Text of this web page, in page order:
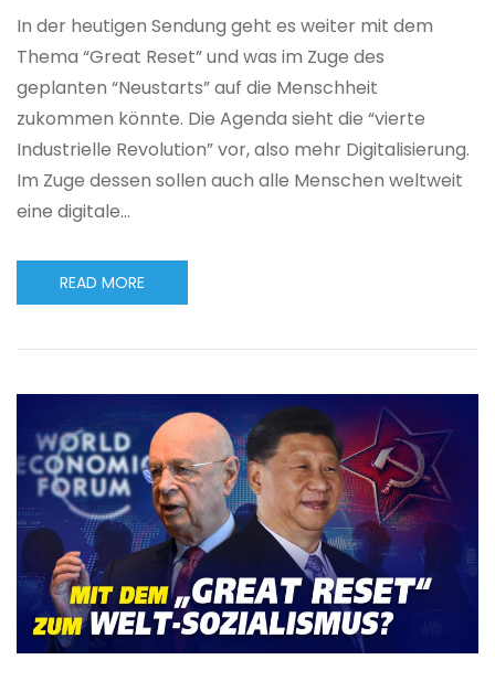
In der heutigen Sendung geht es weiter mit dem
Thema “Great Reset” und was im Zuge des
geplanten “Neustarts” auf die Menschheit
zukommen könnte. Die Agenda sieht die “vierte
Industrielle Revolution” vor, also mehr Digitalisierung.
Im Zuge dessen sollen auch alle Menschen weltweit
eine digitale…
READ MORE